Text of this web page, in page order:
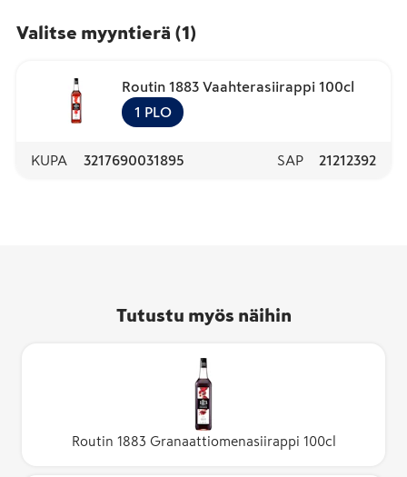
Valitse myyntierä (1)
Routin 1883 Vaahterasiirappi 100cl
1 PLO
KUPA 3217690031895 SAP 21212392
Tutustu myös näihin
Routin 1883 Granaattiomenasiirappi 100cl